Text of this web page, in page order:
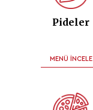
Pideler
MENÜ İNCELE